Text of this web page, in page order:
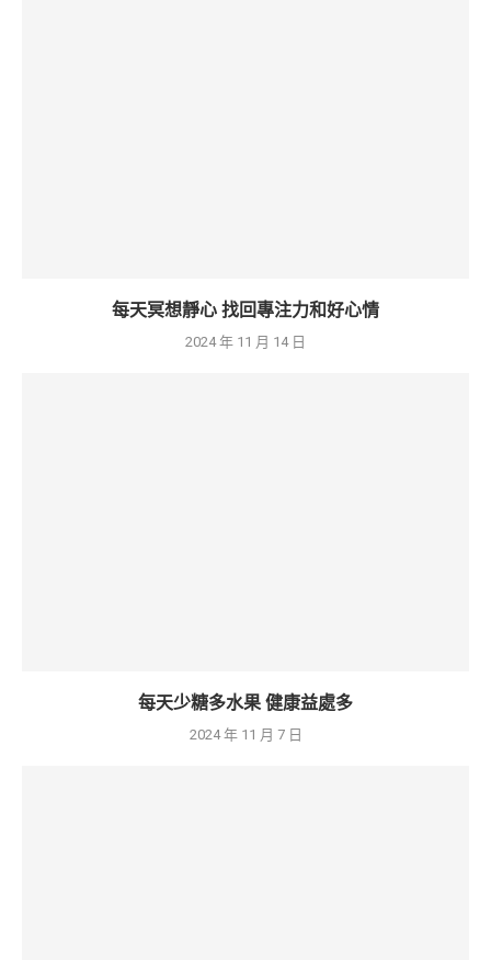
每天冥想靜心 找回專注力和好心情
2024 年 11 月 14 日
每天少糖多水果 健康益處多
2024 年 11 月 7 日